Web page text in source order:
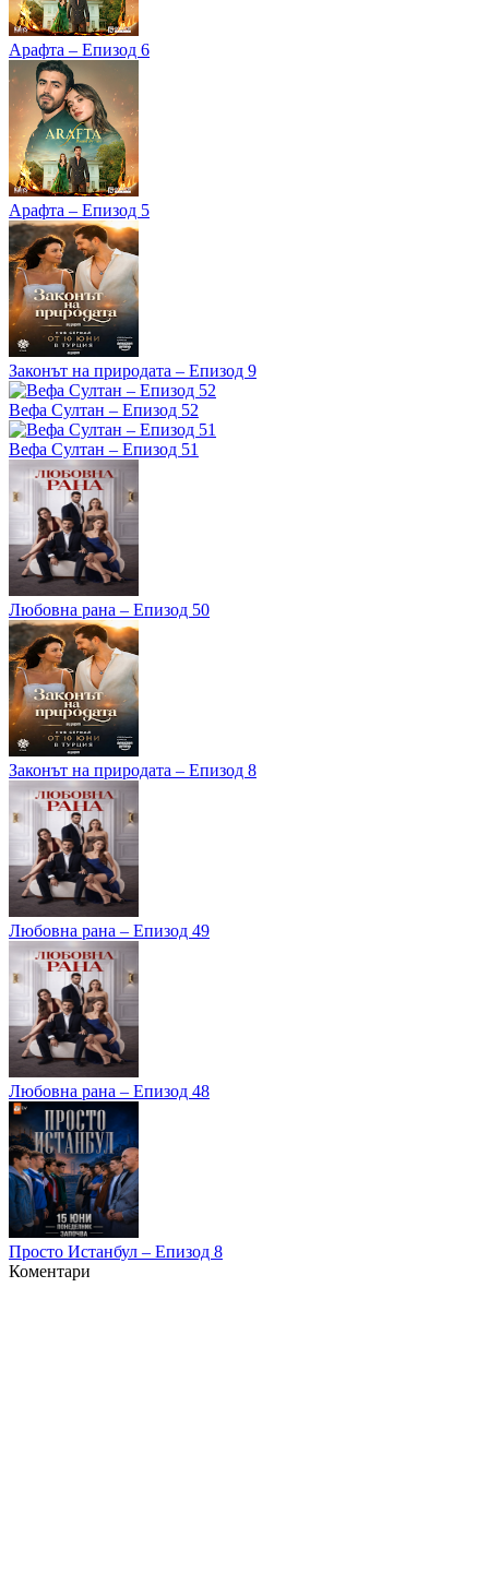
Арафта – Епизод 6
Арафта – Епизод 5
Законът на природата – Епизод 9
Вефа Султан – Епизод 52
Вефа Султан – Епизод 51
Любовна рана – Епизод 50
Законът на природата – Епизод 8
Любовна рана – Епизод 49
Любовна рана – Епизод 48
Просто Истанбул – Епизод 8
Коментари